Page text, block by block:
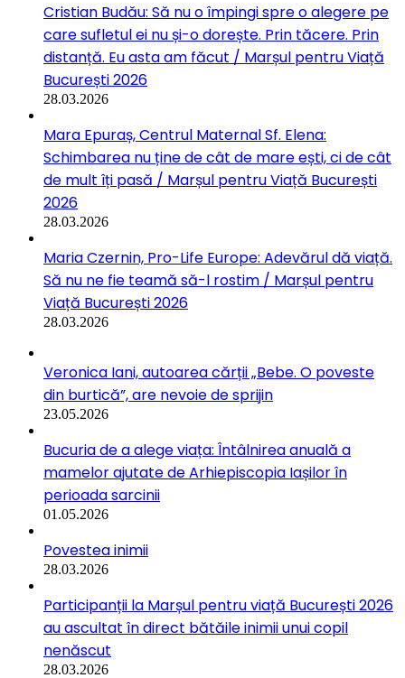
Cristian Budău: Să nu o împingi spre o alegere pe
care sufletul ei nu și-o dorește. Prin tăcere. Prin
distanță. Eu asta am făcut / Marșul pentru Viață
București 2026
28.03.2026
Mara Epuraș, Centrul Maternal Sf. Elena:
Schimbarea nu ține de cât de mare ești, ci de cât
de mult îți pasă / Marșul pentru Viață București
2026
28.03.2026
Maria Czernin, Pro-Life Europe: Adevărul dă viață.
Să nu ne fie teamă să-l rostim / Marșul pentru
Viață București 2026
28.03.2026
Veronica Iani, autoarea cărții „Bebe. O poveste
din burtică”, are nevoie de sprijin
23.05.2026
Bucuria de a alege viața: Întâlnirea anuală a
mamelor ajutate de Arhiepiscopia Iașilor în
perioada sarcinii
01.05.2026
Povestea inimii
28.03.2026
Participanții la Marșul pentru viață București 2026
au ascultat în direct bătăile inimii unui copil
nenăscut
28.03.2026